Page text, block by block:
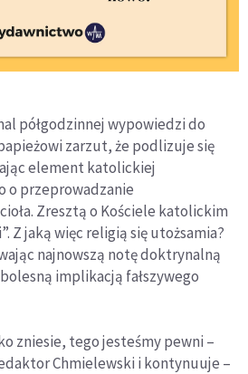
półgodzinnej wypowiedzi do
zarzut, że podlizuje się
element katolickiej
o przeprowadzanie
Zresztą o Kościele katolickim
Z jaką więc religią się utożsamia?
najnowszą notę doktrynalną
implikacją fałszywego
zniesie, tego jesteśmy pewni –
Chmielewski i kontynuuje –